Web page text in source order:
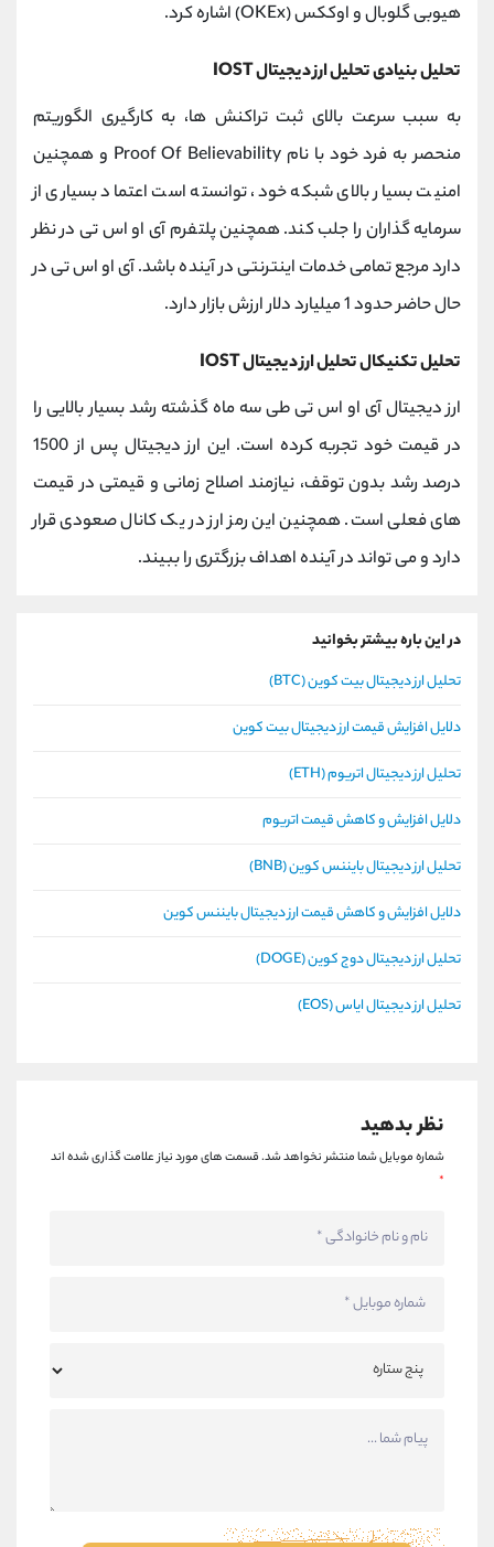
هیوبی گلوبال و اوککس (OKEx) اشاره کرد.
تحلیل بنیادی تحلیل ارز دیجیتال IOST
به سبب سرعت بالای ثبت تراکنش ها، به کارگیری الگوریتم
منحصر به فرد خود با نام Proof Of Believability و همچنین
امنیت بسیار بالای شبکه خود، توانسته است اعتماد بسیاری از
سرمایه گذاران را جلب کند. همچنین پلتفرم آی او اس تی در نظر
دارد مرجع تمامی خدمات اینترنتی در آینده باشد. آی او اس تی در
حال حاضر حدود 1 میلیارد دلار ارزش بازار دارد.
تحلیل تکنیکال تحلیل ارز دیجیتال IOST
ارز دیجیتال آی او اس تی طی سه ماه گذشته رشد بسیار بالایی را
در قیمت خود تجربه کرده است. این ارز دیجیتال پس از 1500
درصد رشد بدون توقف، نیازمند اصلاح زمانی و قیمتی در قیمت
های فعلی است. همچنین این رمز ارز در یک کانال صعودی قرار
دارد و می تواند در آینده اهداف بزرگتری را ببیند.
در این باره بیشتر بخوانید
تحلیل ارز دیجیتال بیت کوین (BTC)
دلایل افزایش قیمت ارز دیجیتال بیت کوین
تحلیل ارز دیجیتال اتریوم (ETH)
دلایل افزایش و کاهش قیمت اتریوم
تحلیل ارز دیجیتال بایننس کوین (BNB)
دلایل افزایش و کاهش قیمت ارز دیجیتال بایننس کوین
تحلیل ارز دیجیتال دوج کوین (DOGE)
تحلیل ارز دیجیتال ایاس (EOS)
نظر بدهید
شماره موبایل شما منتشر نخواهد شد.قسمت های مورد نیاز علامت گذاری شده اند
*